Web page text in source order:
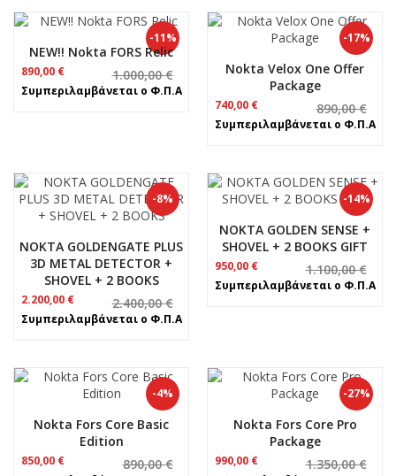
-11%
NEW!! Nokta FORS Relic
1.000,00€
Original
price
was:
890,00 €
τρέχουσα
τιμή
Συμπεριλαμβάνεται ο Φ.Π.Α
-17%
Nokta Velox One Offer
Package
890,00€
price
was:
740,00 €
τρέχουσα
τιμή
Συμπεριλαμβάνεται ο Φ.Π.Α
-8%
NOKTA GOLDENGATE PLUS
3D METAL DETECTOR +
SHOVEL + 2 BOOKS
2.400,00€
Original
price
was:
2.200,00 €
τρέχουσα
τιμή
Συμπεριλαμβάνεται ο Φ.Π.Α
-14%
NOKTA GOLDEN SENSE +
SHOVEL + 2 BOOKS GIFT
1.100,00€
Original
price
was:
950,00 €
τρέχουσα
τιμή
Συμπεριλαμβάνεται ο Φ.Π.Α
-4%
Nokta Fors Core Basic
Edition
890,00€
850,00 €
-27%
Nokta Fors Core Pro
Package
1.350,00€
Original
990,00 €